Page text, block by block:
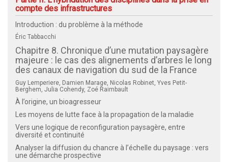
compte des infrastructures
Introduction : du problème à la méthode
Éric Tabbacchi
Chapitre 8. Chronique d’une mutation paysagère
majeure : le cas des alignements d’arbres le long
des canaux de navigation du sud de la France
Guy Lemperiere, Damien Marage, Nicolas Robinet, Yves Petit-
Berghem, Julia Cohendy, Zoé Raimbault
À l’origine, un bioagresseur
Les moyens de lutte face à la propagation de la maladie
Vers une logique de reconfiguration paysagère, entre
diversité et continuité
Analyser la diffusion du chancre à l’échelle du paysage : vers
une démarche prospective